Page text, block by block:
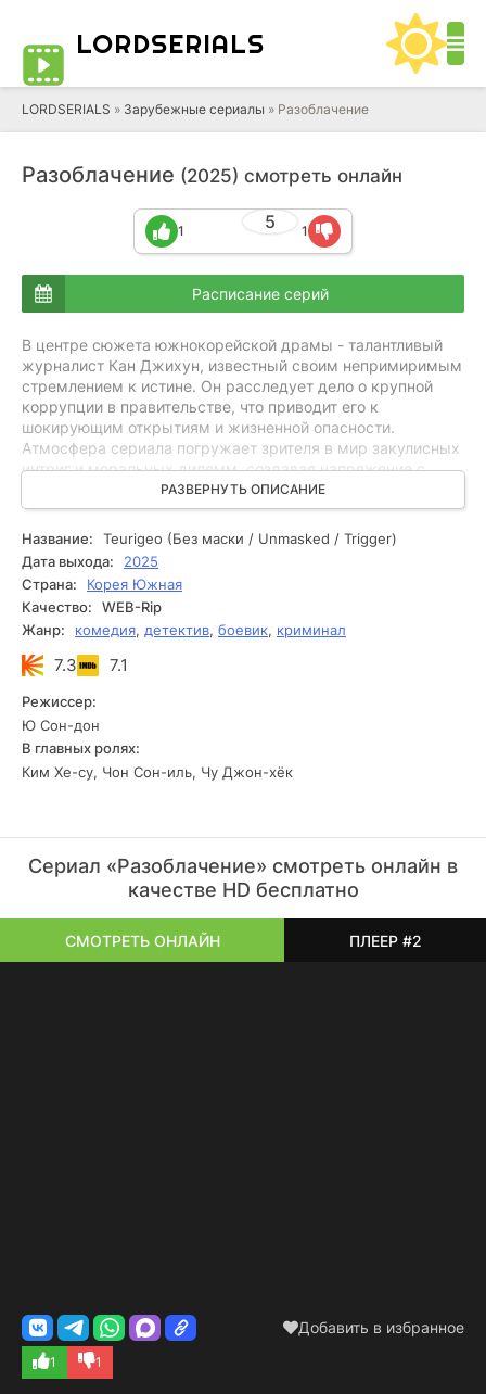
LORDSERIALS
LORDSERIALS » Зарубежные сериалы » Разоблачение
Разоблачение (2025) смотреть онлайн
5
1 1
Расписание серий
В центре сюжета южнокорейской драмы - талантливый
журналист Кан Джихун, известный своим непримиримым
стремлением к истине. Он расследует дело о крупной
коррупции в правительстве, что приводит его к
шокирующим открытиям и жизненной опасности.
Атмосфера сериала погружает зрителя в мир закулисных
интриг и моральных дилемм, создавая напряжение с
каждой серией. Темная палитра городских пейзажей и
музыкальные акценты подчёркивают мрачность его пути.
Сочетание динамичных сюжетных поворотов и глубоких
психологических портретов персонажей не оставит
равнодушным любителей остросюжетных триллеров.
Возможность узнать цену правды привлекает и
заставляет задуматься.
РАЗВЕРНУТЬ ОПИСАНИЕ
Название:
Teurigeo (Без маски / Unmasked / Trigger)
Дата выхода:
2025
Страна:
Корея Южная
Качество:
WEB-Rip
Жанр:
комедия, детектив, боевик, криминал
7.3 7.1
Режиссер:
Ю Сон-дон
В главных ролях:
Ким Хе-су, Чон Сон-иль, Чу Джон-хёк
Сериал «Разоблачение» смотреть онлайн в
качестве HD бесплатно
СМОТРЕТЬ ОНЛАЙН ПЛЕЕР #2
Добавить в избранное
1 1